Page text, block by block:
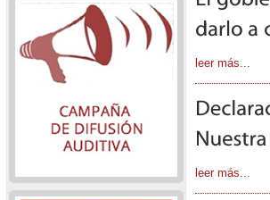
leer más...
leer más...